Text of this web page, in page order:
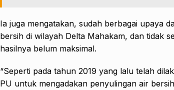
Ia juga mengatakan, sudah berbagai upaya
bersih di wilayah Delta Mahakam, dan tidak
hasilnya belum maksimal.
“Seperti pada tahun 2019 yang lalu telah
PU untuk mengadakan penyulingan air